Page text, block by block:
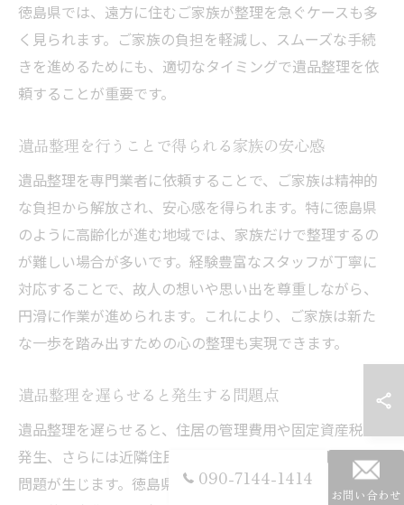
徳島県では、遠方に住むご家族が整理を急ぐケースも多
く見られます。ご家族の負担を軽減し、スムーズな手続
きを進めるためにも、適切なタイミングで遺品整理を依
頼することが重要です。
遺品整理を行うことで得られる家族の安心感
遺品整理を専門業者に依頼することで、ご家族は精神的
な負担から解放され、安心感を得られます。特に徳島県
のように高齢化が進む地域では、家族だけで整理するの
が難しい場合が多いです。経験豊富なスタッフが丁寧に
対応することで、故人の想いや思い出を尊重しながら、
円滑に作業が進められます。これにより、ご家族は新た
な一歩を踏み出すための心の整理も実現できます。
遺品整理を遅らせると発生する問題点
遺品整理を遅らせると、住居の管理費用や固定資産税の
発生、さらには近隣住民とのトラブルなど、さまざまな
問題が生じます。徳島県でも、空き家状態が長引くこと
090-7144-1414
お問い合わせ